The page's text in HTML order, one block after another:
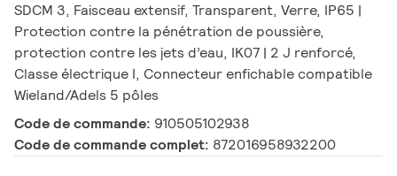
SDCM 3, Faisceau extensif, Transparent, Verre, IP65 |
Protection contre la pénétration de poussière,
protection contre les jets d’eau, IK07 | 2 J renforcé,
Classe électrique I, Connecteur enfichable compatible
Wieland/Adels 5 pôles
Code de commande: 910505102938
Code de commande complet: 872016958932200